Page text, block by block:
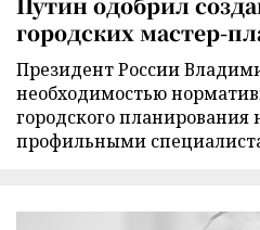
городских мастер-
Президент России
необходимостью
городского планирования
профильными